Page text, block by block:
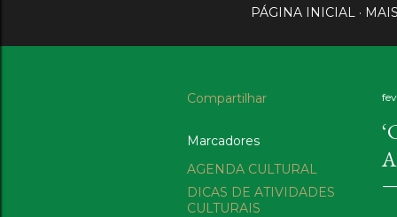
PÁGINA INICIAL
Compartilhar
Marcadores
AGENDA CULTURAL
DICAS DE ATIVIDADES
CULTURAIS